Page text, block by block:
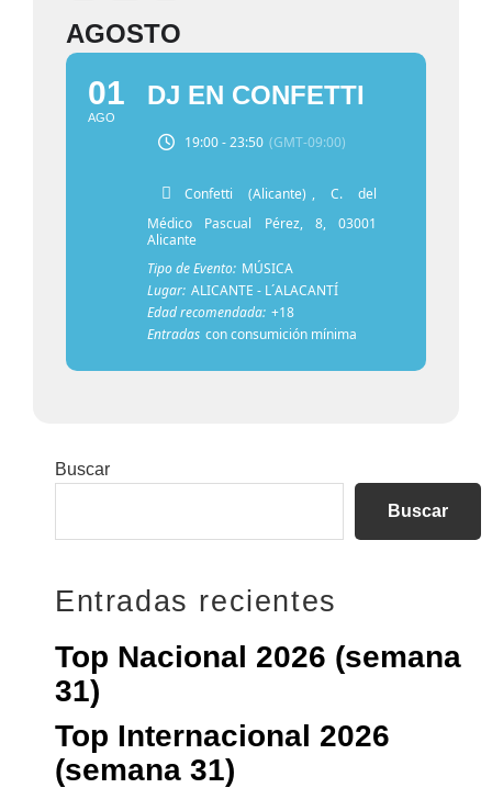
AGOSTO
01
AGO
DJ EN CONFETTI
19:00 - 23:50 (GMT-09:00)
Confetti (Alicante) , C. del
Médico Pascual Pérez, 8, 03001
Alicante
Tipo de Evento: MÚSICA
Lugar: ALICANTE - L´ALACANTÍ
Edad recomendada: +18
Entradas con consumición mínima
Barra
principal
Buscar
Buscar
Entradas recientes
Top Nacional 2026 (semana
31)
Top Internacional 2026
(semana 31)